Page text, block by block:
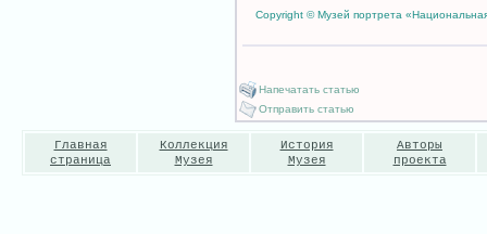
Copyright © Музей портрета
Напечатать статью
Отправить статью
Главная
страница
Коллекция
Музея
История
Музея
Авторы
проекта